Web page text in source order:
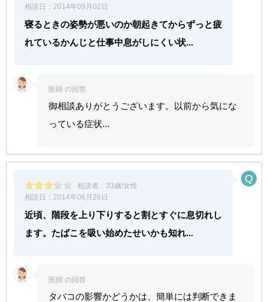
相談日： 2014年09月02日
寝るときの姿勢が悪いのか朝起きてからずっと疲
れているかんじと仕事中息がしにくい状...
医師 の回答
御相談ありがとうございます。以前から気にな
っている症状...
相談者： 33歳/女性
相談日： 2014年06月26日
近頃、階段を上り下りすると割とすぐに息切れし
ます。たばこを吸い始めたせいかも知れ...
医師 の回答
タバコの影響かどうかは、簡単には判断できま